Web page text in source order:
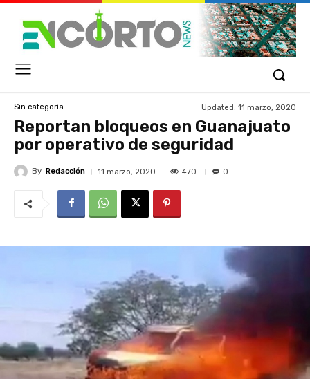
Sin categoría Updated: 11 marzo, 2020
Reportan bloqueos en Guanajuato
por operativo de seguridad
By Redacción 11 marzo, 2020 470 0